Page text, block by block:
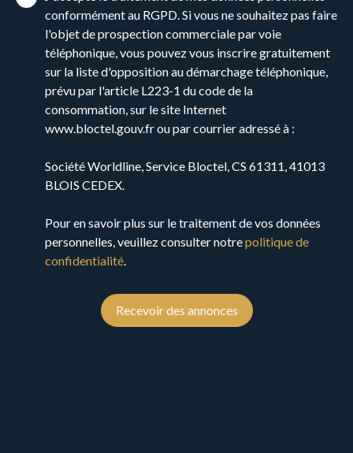
Réf: 2274
conformément au RGPD. Si vous ne souhaitez pas faire
l'objet de prospection commerciale par voie
téléphonique, vous pouvez vous inscrire gratuitement
sur la liste d'opposition au démarchage téléphonique,
prévu par l'article L223-1 du code de la
consommation, sur le site Internet
www.bloctel.gouv.fr ou par courrier adressé à :
Société Worldline, Service Bloctel, CS 61311, 41013
BLOIS CEDEX.
Pour en savoir plus sur le traitement de vos données
personnelles, veuillez consulter notrepolitique de
confidentialité.
Recevoir des annonces